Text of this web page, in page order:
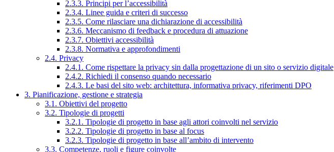
2.3.3. Principi per l’accessibilità
2.3.4. Linee guida e criteri di successo
2.3.5. Come rilasciare una dichiarazione di accessibilità
2.3.6. Meccanismo di feedback e procedura di attuazione
2.3.7. Obiettivi accessibilità
2.3.8. Normativa e approfondimenti
2.4. Privacy
2.4.1. Come rispettare la privacy sin dalla progettazione di un sito o servizio digitale
2.4.2. Richiedi il consenso quando necessario
2.4.3. Le basi del sito web: architettura, informativa privacy, riferimenti DPO
3. Pianificazione, gestione e strategia
3.1. Obiettivi del progetto
3.2. Tipologie di progetti
3.2.1. Tipologie di progetto in base agli attori coinvolti nel servizio
3.2.2. Tipologie di progetto in base al focus
3.2.3. Tipologie di progetto in base all’ambito di intervento
3.3. Competenze, ruoli e figure coinvolte